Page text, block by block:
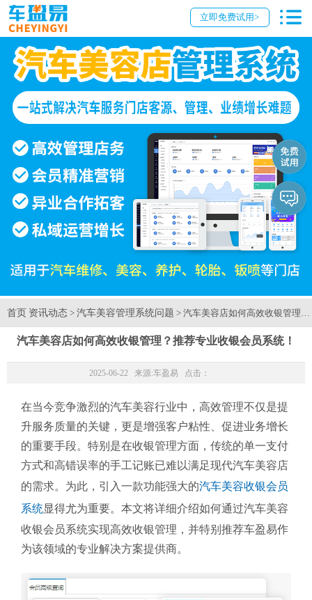
立即免费试用>
首页 资讯动态 > 汽车美容管理系统问题 > 汽车美容店如何高效收银管理
汽车美容店如何高效收银管理？推荐专业收银会员系统！
2025-06-22 来源:车盈易 点击：
在当今竞争激烈的汽车美容行业中，高效管理不仅是提
升服务质量的关键，更是增强客户粘性、促进业务增长
的重要手段。特别是在收银管理方面，传统的单一支付
方式和高错误率的手工记账已难以满足现代汽车美容店
的需求。为此，引入一款功能强大的汽车美容收银会员
系统显得尤为重要。本文将详细介绍如何通过汽车美容
收银会员系统实现高效收银管理，并特别推荐车盈易作
为该领域的专业解决方案提供商。